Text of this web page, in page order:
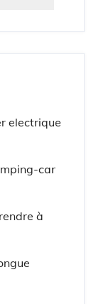
electrique
car
à